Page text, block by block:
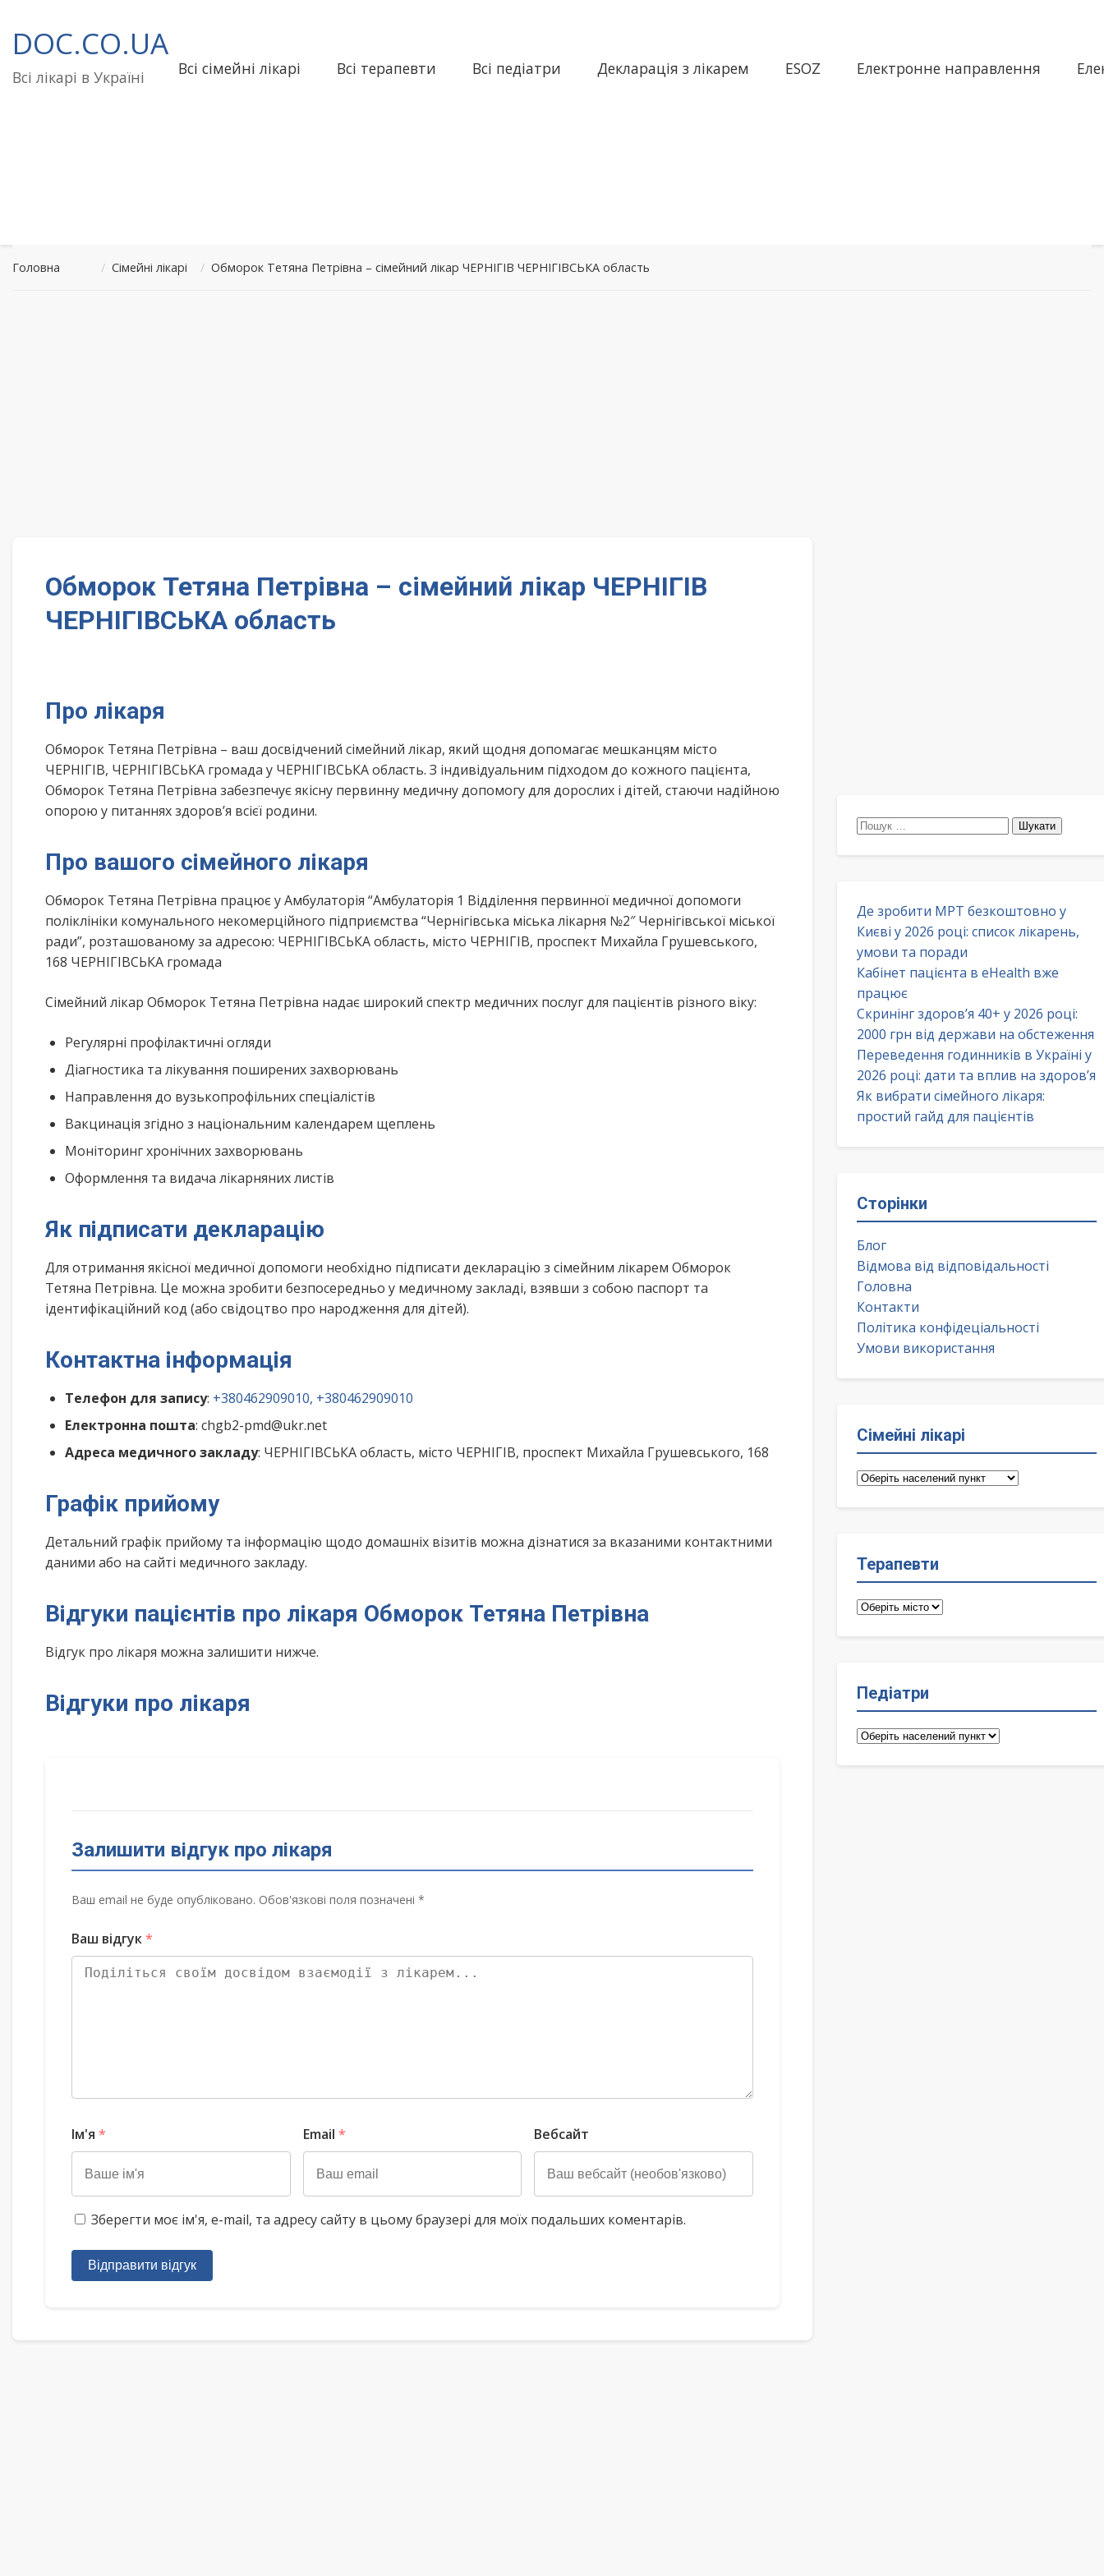
до
вмісту
DOC.CO.UA
Всі лікарі в Україні Всі сімейні лікарі Всі терапевти Всі педіатри Декларація з лікарем ESOZ Електронне направлення
Головна / Сімейні лікарі / Обморок Тетяна Петрівна – сімейний лікар ЧЕРНІГІВ ЧЕРНІГІВСЬКА область
Обморок Тетяна Петрівна – сімейний лікар ЧЕРНІГІВ
ЧЕРНІГІВСЬКА область
Про лікаря
Обморок Тетяна Петрівна – ваш досвідчений сімейний лікар, який щодня допомагає мешканцям місто
ЧЕРНІГІВ, ЧЕРНІГІВСЬКА громада у ЧЕРНІГІВСЬКА область. З індивідуальним підходом до кожного пацієнта,
Обморок Тетяна Петрівна забезпечує якісну первинну медичну допомогу для дорослих і дітей, стаючи надійною
опорою у питаннях здоров’я всієї родини.
Про вашого сімейного лікаря
Обморок Тетяна Петрівна працює у Амбулаторія “Амбулаторія 1 Відділення первинної медичної допомоги
поліклініки комунального некомерційного підприємства “Чернігівська міська лікарня №2″ Чернігівської міської
ради”, розташованому за адресою: ЧЕРНІГІВСЬКА область, місто ЧЕРНІГІВ, проспект Михайла Грушевського,
168 ЧЕРНІГІВСЬКА громада
Сімейний лікар Обморок Тетяна Петрівна надає широкий спектр медичних послуг для пацієнтів різного віку:
Регулярні профілактичні огляди
Діагностика та лікування поширених захворювань
Направлення до вузькопрофільних спеціалістів
Вакцинація згідно з національним календарем щеплень
Моніторинг хронічних захворювань
Оформлення та видача лікарняних листів
Як підписати декларацію
Для отримання якісної медичної допомоги необхідно підписати декларацію з сімейним лікарем Обморок
Тетяна Петрівна. Це можна зробити безпосередньо у медичному закладі, взявши з собою паспорт та
ідентифікаційний код (або свідоцтво про народження для дітей).
Контактна інформація
Телефон для запису: +380462909010, +380462909010
Електронна пошта: chgb2-pmd@ukr.net
Адреса медичного закладу: ЧЕРНІГІВСЬКА область, місто ЧЕРНІГІВ, проспект Михайла Грушевського, 168
Графік прийому
Детальний графік прийому та інформацію щодо домашніх візитів можна дізнатися за вказаними контактними
даними або на сайті медичного закладу.
Відгуки пацієнтів про лікаря Обморок Тетяна Петрівна
Відгук про лікаря можна залишити нижче.
Відгуки про лікаря
Залишити відгук про лікаря
Ваш email не буде опубліковано. Обов'язкові поля позначені *
Ваш відгук*
Ім'я * Email * Вебсайт
Зберегти моє ім'я, e-mail, та адресу сайту в цьому браузері для моїх подальших коментарів.
Відправити відгук
Пошук:
Де зробити МРТ безкоштовно у
Києві у 2026 році: список лікарень,
умови та поради
Кабінет пацієнта в eHealth вже
працює
Скринінг здоров’я 40+ у 2026 році:
2000 грн від держави на обстеження
Переведення годинників в Україні у
2026 році: дати та вплив на здоров’я
Як вибрати сімейного лікаря:
простий гайд для пацієнтів
Сторінки
Блог
Відмова від відповідальності
Головна
Контакти
Політика конфідеціальності
Умови використання
Сімейні лікарі
Сімейні
Терапевти
Терапевти
Педіатри
Педіатри